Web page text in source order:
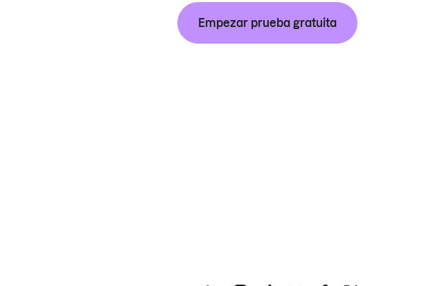
Empezar prueba gratuita